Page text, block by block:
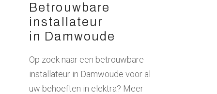
Betrouwbare
installateur
in Damwoude
Op zoek naar een betrouwbare
installateur in Damwoude voor al
uw behoeften in elektra? Meer